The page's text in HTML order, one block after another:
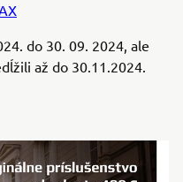
do 30. 09. 2024, ale
až do 30.11.2024.